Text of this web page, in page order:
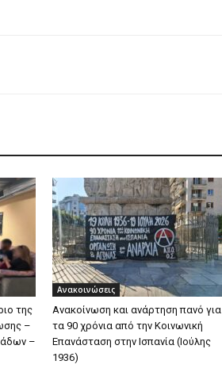
της
–
–
Ανακοινώσεις
Ανακοίνωση και ανάρτηση πανό για
τα 90 χρόνια από την Κοινωνική
Επανάσταση στην Ισπανία (Ιούλης
1936)